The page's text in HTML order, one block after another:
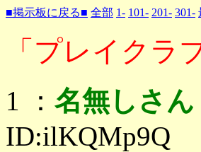
■掲示板に戻る■ 全部 1- 101- 201- 301-
「プレイクラ
1 ： 名無しさん
ID:ilKQMp9Q